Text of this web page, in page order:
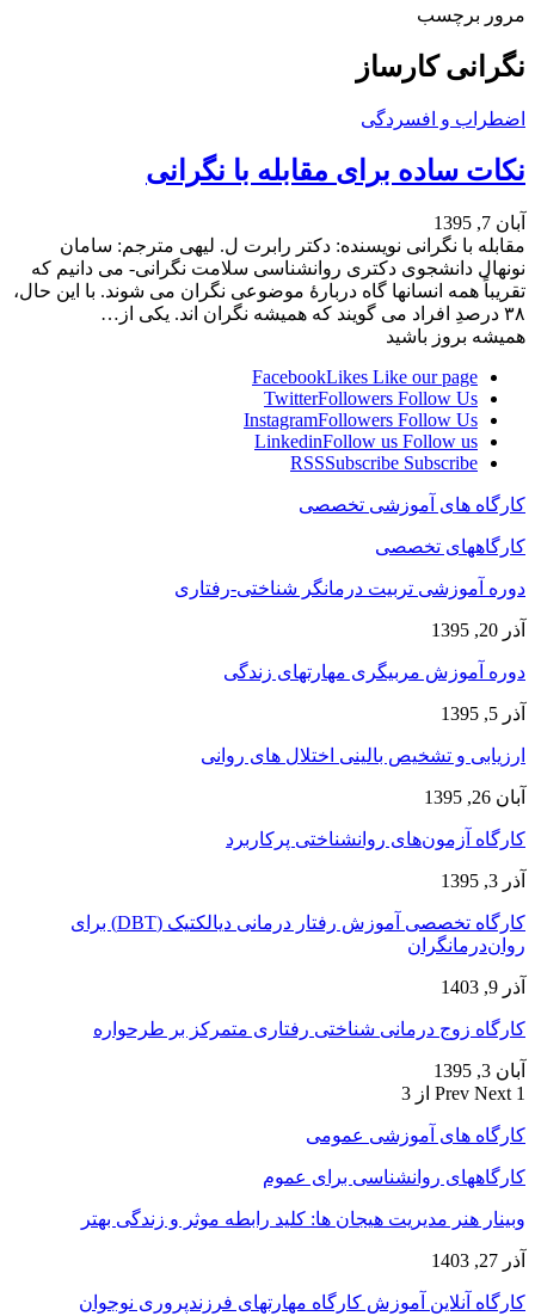
مرور برچسب
نگرانی کارساز
اضطراب و افسردگی
نکات ساده برای مقابله با نگرانی
آبان 7, 1395
مقابله با نگرانی نویسنده: دکتر رابرت ل. لیهی مترجم: سامان
نونهال دانشجوی دکتری روان‏شناسی سلامت نگرانی- می‏ دانیم که
تقریباً همه انسان‏ها گاه دربارۀ موضوعی نگران می‏ شوند. با این حال،
۳۸ درصدِ افراد می‏ گویند که همیشه نگران‏ اند. یکی از…
همیشه بروز باشید
FacebookLikes Like our page
TwitterFollowers Follow Us
InstagramFollowers Follow Us
LinkedinFollow us Follow us
RSSSubscribe Subscribe
کارگاه های آموزشی تخصصی
کارگاههای تخصصی
دوره آموزشی تربیت درمانگر شناختی-رفتاری
آذر 20, 1395
دوره آموزش مربیگری مهارتهای زندگی
آذر 5, 1395
ارزیابی و تشخیص بالینی اختلال های روانی
آبان 26, 1395
کارگاه آزمون‌های روانشناختی پرکاربرد
آذر 3, 1395
کارگاه تخصصی آموزش رفتار درمانی دیالکتیک (DBT) برای
روان‌درمانگران
آذر 9, 1403
کارگاه زوج‌ درمانی شناختی رفتاری متمرکز بر طرحواره
آبان 3, 1395
Prev Next 1 از 3
کارگاه های آموزشی عمومی
کارگاههای روانشناسی برای عموم
وبینار هنر مدیریت هیجان ها: کلید رابطه موثر و زندگی بهتر
آذر 27, 1403
کارگاه آنلاین آموزش کارگاه مهارتهای فرزندپروری نوجوان